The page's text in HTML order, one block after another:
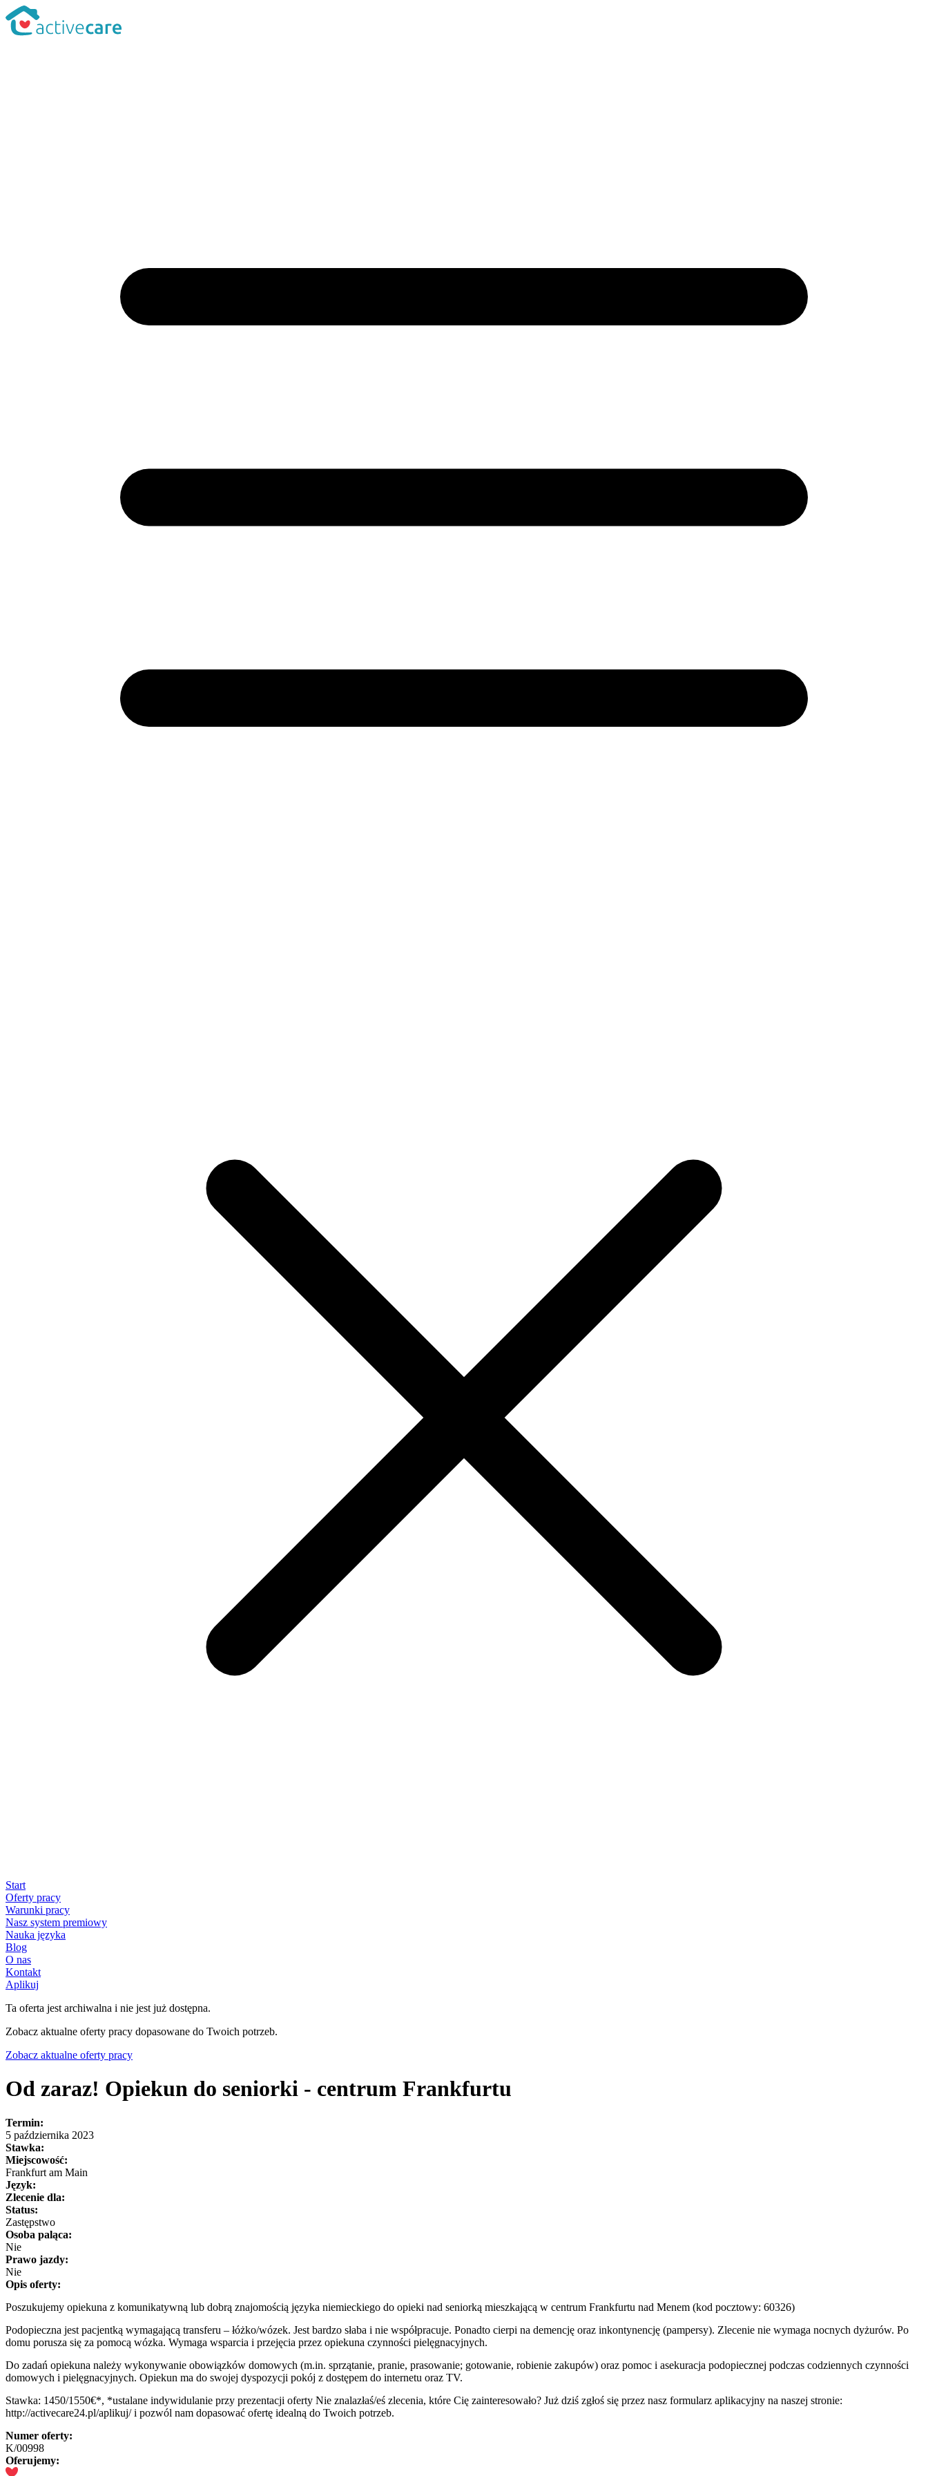
Start
Oferty pracy
Warunki pracy
Nasz system premiowy
Nauka języka
Blog
O nas
Kontakt
Aplikuj
Ta oferta jest archiwalna i nie jest już dostępna.
Zobacz aktualne oferty pracy dopasowane do Twoich potrzeb.
Zobacz aktualne oferty pracy
Od zaraz! Opiekun do seniorki - centrum Frankfurtu
Termin:
5 października 2023
Stawka:
Miejscowość:
Frankfurt am Main
Język:
Zlecenie dla:
Status:
Zastępstwo
Osoba paląca:
Nie
Prawo jazdy:
Nie
Opis oferty:
Poszukujemy opiekuna z komunikatywną lub dobrą znajomością języka niemieckiego do opieki nad seniorką mieszkającą w centrum Frankfurtu nad Menem (kod pocztowy: 60326)
Podopieczna jest pacjentką wymagającą transferu – łóżko/wózek. Jest bardzo słaba i nie współpracuje. Ponadto cierpi na demencję oraz inkontynencję (pampersy). Zlecenie nie wymaga nocnych dyżurów. Po
domu porusza się za pomocą wózka. Wymaga wsparcia i przejęcia przez opiekuna czynności pielęgnacyjnych.
Do zadań opiekuna należy wykonywanie obowiązków domowych (m.in. sprzątanie, pranie, prasowanie; gotowanie, robienie zakupów) oraz pomoc i asekuracja podopiecznej podczas codziennych czynności
domowych i pielęgnacyjnych. Opiekun ma do swojej dyspozycji pokój z dostępem do internetu oraz TV.
Stawka: 1450/1550€*, *ustalane indywidulanie przy prezentacji oferty Nie znalazłaś/eś zlecenia, które Cię zainteresowało? Już dziś zgłoś się przez nasz formularz aplikacyjny na naszej stronie:
http://activecare24.pl/aplikuj/ i pozwól nam dopasować ofertę idealną do Twoich potrzeb.
Numer oferty:
K/00998
Oferujemy: